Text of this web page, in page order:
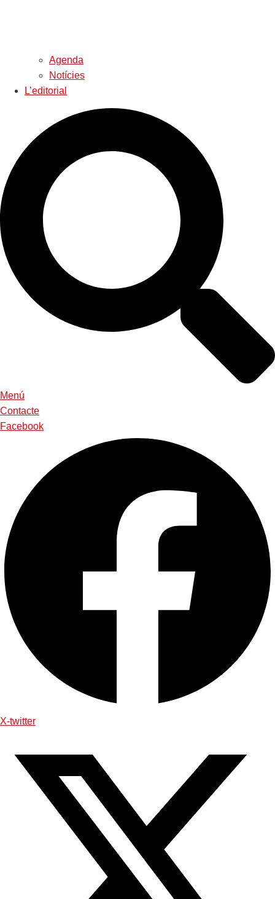
Agenda
Notícies
L’editorial
Menú
Contacte
Facebook
X-twitter